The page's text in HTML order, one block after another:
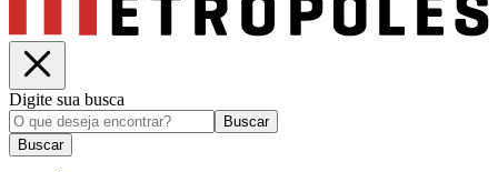
Digite sua busca
Buscar
Buscar